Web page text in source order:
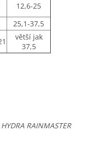
12,6-25
25,1-37,5
větší jak
37,5
RAINMASTER